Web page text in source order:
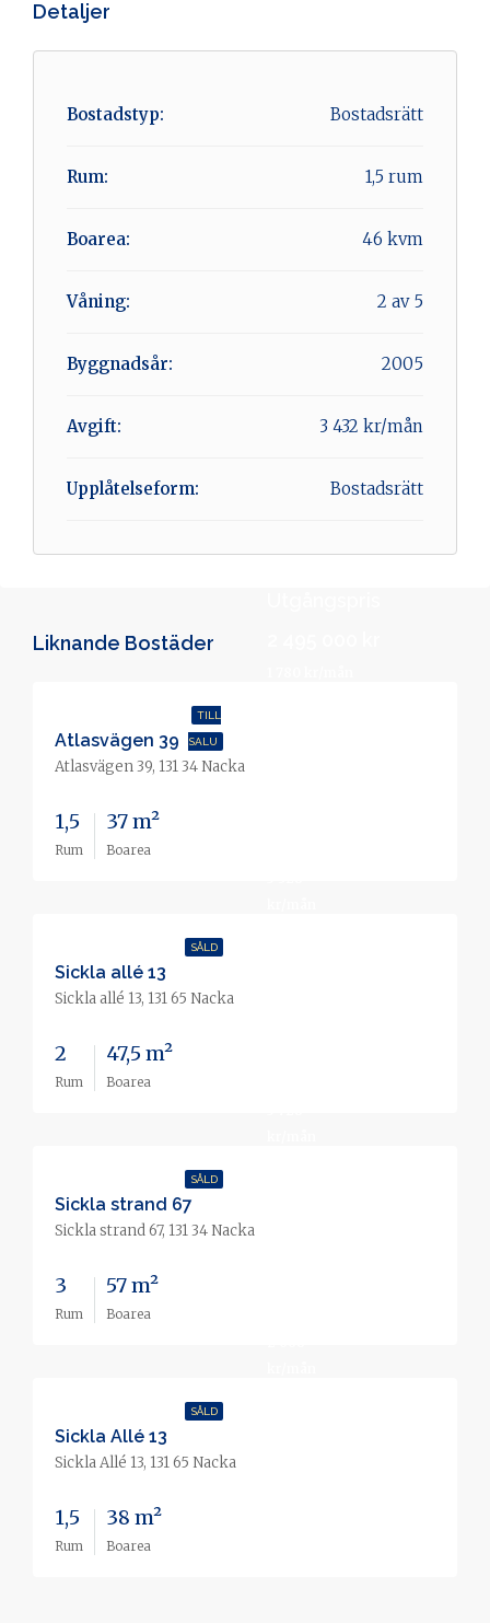
Detaljer
Bostadstyp: Bostadsrätt
Rum: 1,5 rum
Boarea: 46 kvm
Våning: 2 av 5
Byggnadsår: 2005
Avgift: 3 432 kr/mån
Upplåtelseform: Bostadsrätt
Liknande Bostäder
TILL
SALU
Atlasvägen 39
Atlasvägen 39, 131 34 Nacka
1,5
Rum
37 m²
Boarea
SÅLD
Sickla allé 13
Sickla allé 13, 131 65 Nacka
2
Rum
47,5 m²
Boarea
SÅLD
Sickla strand 67
Sickla strand 67, 131 34 Nacka
3
Rum
57 m²
Boarea
SÅLD
Sickla Allé 13
Sickla Allé 13, 131 65 Nacka
1,5
Rum
38 m²
Boarea